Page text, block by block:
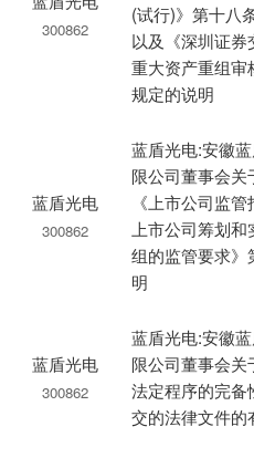
300862
(试行)》第十八
以及《深圳证券
重大资产重组审
规定的说明
蓝盾光电
300862
蓝盾光电:安徽
限公司董事会关
《上市公司监
上市公司筹划
组的监管要求》
明
蓝盾光电
300862
蓝盾光电:安徽
限公司董事会
法定程序的完备
交的法律文件的